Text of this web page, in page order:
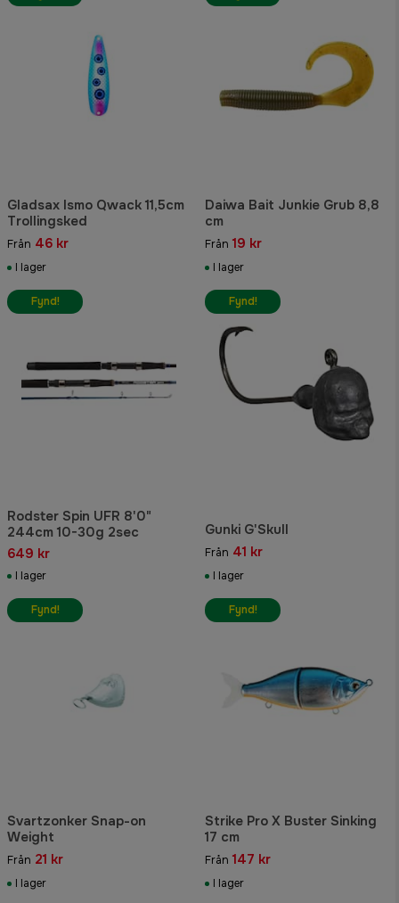
Gladsax Ismo Qwack 11,5cm
Trollingsked
Från 46 kr
I lager
Daiwa Bait Junkie Grub 8,8
cm
Från 19 kr
I lager
Rodster Spin UFR 8'0"
244cm 10-30g 2sec
649 kr
I lager
Fynd!
Gunki G'Skull
Från 41 kr
I lager
Fynd!
Svartzonker Snap-on
Weight
Från 21 kr
I lager
Fynd!
Strike Pro X Buster Sinking
17 cm
Från 147 kr
I lager
Fynd!